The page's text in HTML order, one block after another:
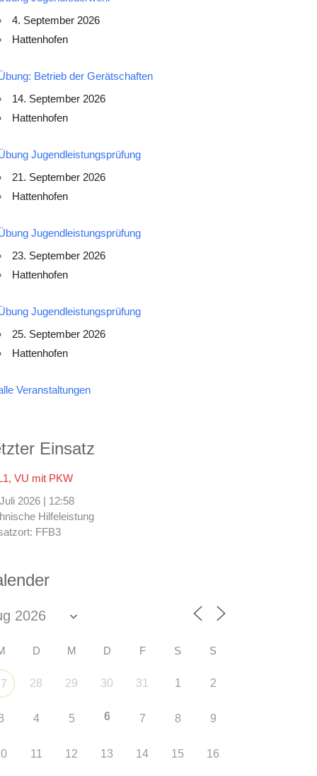
4. September 2026
Hattenhofen
Betrieb der Gerätschaften
14. September 2026
Hattenhofen
Jugendleistungsprüfung
21. September 2026
Hattenhofen
Jugendleistungsprüfung
23. September 2026
Hattenhofen
Jugendleistungsprüfung
25. September 2026
Hattenhofen
Veranstaltungen
Einsatz
VU mit PKW
2026 | 12:58
Hilfeleistung
FFB3
D M D F S S
28 29 30 31 1 2
4 5 6 7 8 9
11 12 13 14 15 16